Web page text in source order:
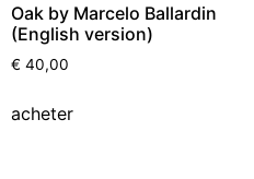
Oak by Marcelo Ballardin
(English version)
€ 40,00
acheter